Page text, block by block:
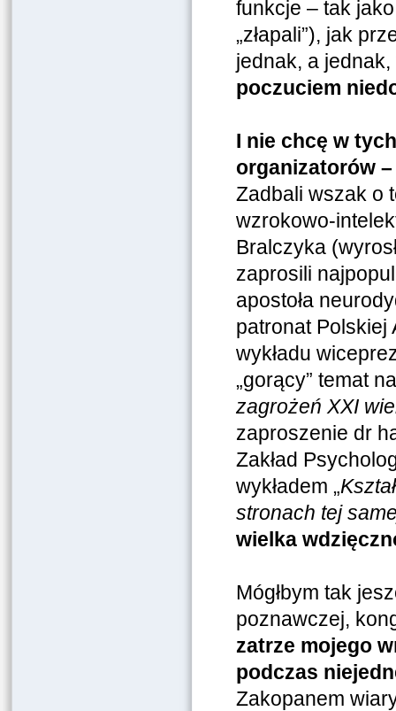
funkcje – tak
„złapali”), jak
jednak, a jednak,
poczuciem
I nie chcę w
organizatorów
Zadbali wszak o
wzrokowo-
Bralczyka
zaprosili
apostoła
patronat Polskiej
wykładu
„gorący” temat
zagrożeń XXI
zaproszenie dr
Zakład
wykładem „
stronach tej
wielka
Mógłbym tak
poznawczej,
zatrze mojego
podczas
Zakopanem